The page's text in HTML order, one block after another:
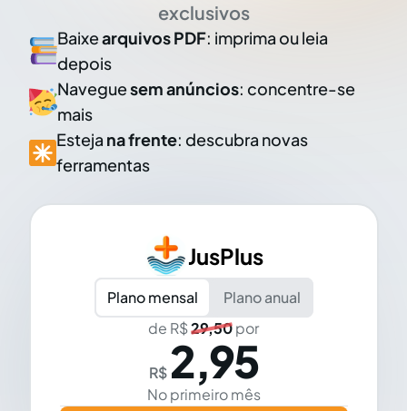
exclusivos
Baixearquivos PDF: imprima ou leia
depois
Naveguesem anúncios: concentre-se
mais
Esteja na frente: descubra novas
ferramentas
JusPlus
Plano mensal
Plano anual
de R$29,50por
R$ 2,95
No primeiro mês